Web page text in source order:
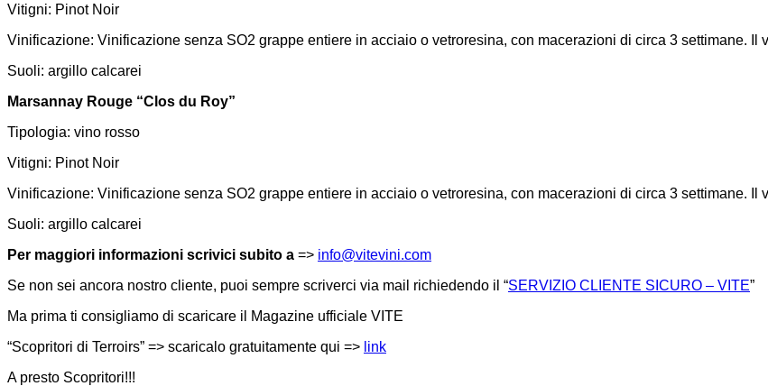
Vitigni: Pinot Noir
Vinificazione: Vinificazione senza SO2 grappe entiere in acciaio o vetroresina, con macerazioni di circa 3 settimane. Il
Suoli: argillo calcarei
Marsannay Rouge “Clos du Roy”
Tipologia: vino rosso
Vitigni: Pinot Noir
Vinificazione: Vinificazione senza SO2 grappe entiere in acciaio o vetroresina, con macerazioni di circa 3 settimane. Il
Suoli: argillo calcarei
Per maggiori informazioni scrivici subito a => info@vitevini.com
Se non sei ancora nostro cliente, puoi sempre scriverci via mail richiedendo il “SERVIZIO CLIENTE SICURO – VITE”
Ma prima ti consigliamo di scaricare il Magazine ufficiale VITE
“Scopritori di Terroirs” => scaricalo gratuitamente qui => link
A presto Scopritori!!!